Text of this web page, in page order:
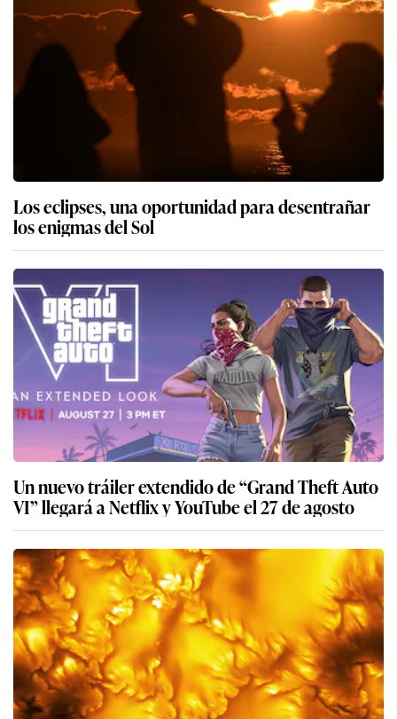
Los eclipses, una oportunidad para desentrañar
los enigmas del Sol
Un nuevo tráiler extendido de “Grand Theft Auto
VI” llegará a Netflix y YouTube el 27 de agosto